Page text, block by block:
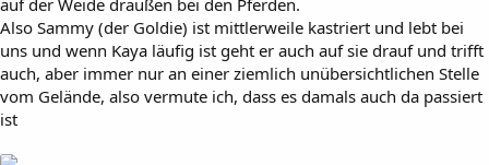
auf der Weide draußen bei den Pferden.
Also Sammy (der Goldie) ist mittlerweile kastriert und lebt bei
uns und wenn Kaya läufig ist geht er auch auf sie drauf und trifft
auch, aber immer nur an einer ziemlich unübersichtlichen Stelle
vom Gelände, also vermute ich, dass es damals auch da passiert
ist